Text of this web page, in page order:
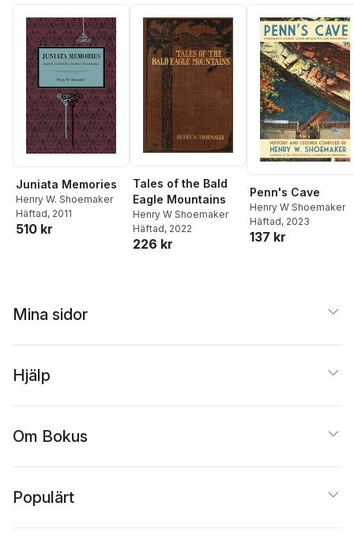
Juniata Memories
Henry W. Shoemaker
Häftad, 2011
510 kr
Tales of the Bald
Eagle Mountains
Henry W Shoemaker
Häftad, 2022
226 kr
Penn's Cave
Henry W Shoemaker
Häftad, 2023
137 kr
Mina sidor
Hjälp
Om Bokus
Populärt